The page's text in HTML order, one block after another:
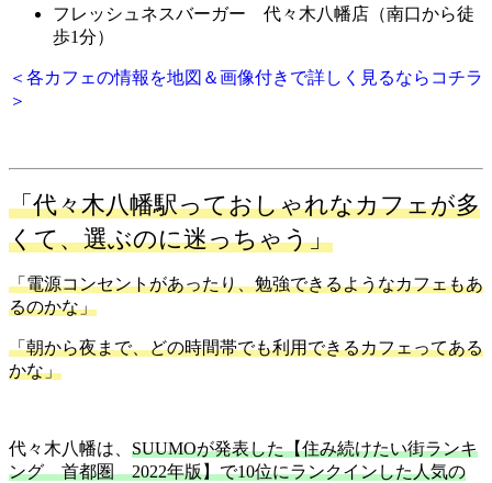
フレッシュネスバーガー 代々木八幡店（南口から徒
歩1分）
＜各カフェの情報を地図＆画像付きで詳しく見るならコチラ
＞
「代々木八幡駅っておしゃれなカフェが多
くて、選ぶのに迷っちゃう」
「電源コンセントがあったり、勉強できるようなカフェもあ
るのかな」
「朝から夜まで、どの時間帯でも利用できるカフェってある
かな」
代々木八幡は、 SUUMOが発表した【住み続けたい街ランキ
ング 首都圏 2022年版】で10位にランクインした人気の